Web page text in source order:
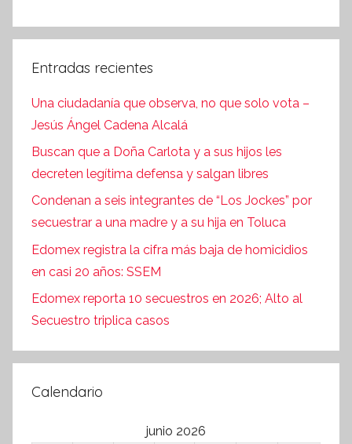
Entradas recientes
Una ciudadanía que observa, no que solo vota –
Jesús Ángel Cadena Alcalá
Buscan que a Doña Carlota y a sus hijos les
decreten legítima defensa y salgan libres
Condenan a seis integrantes de “Los Jockes” por
secuestrar a una madre y a su hija en Toluca
Edomex registra la cifra más baja de homicidios
en casi 20 años: SSEM
Edomex reporta 10 secuestros en 2026; Alto al
Secuestro triplica casos
Calendario
junio 2026